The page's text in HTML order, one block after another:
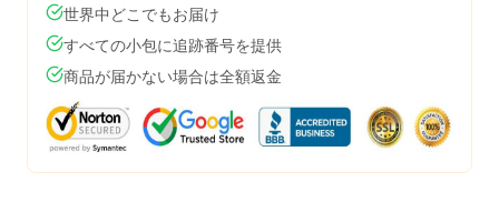
世界中どこでもお届け
すべての小包に追跡番号を提供
商品が届かない場合は全額返金